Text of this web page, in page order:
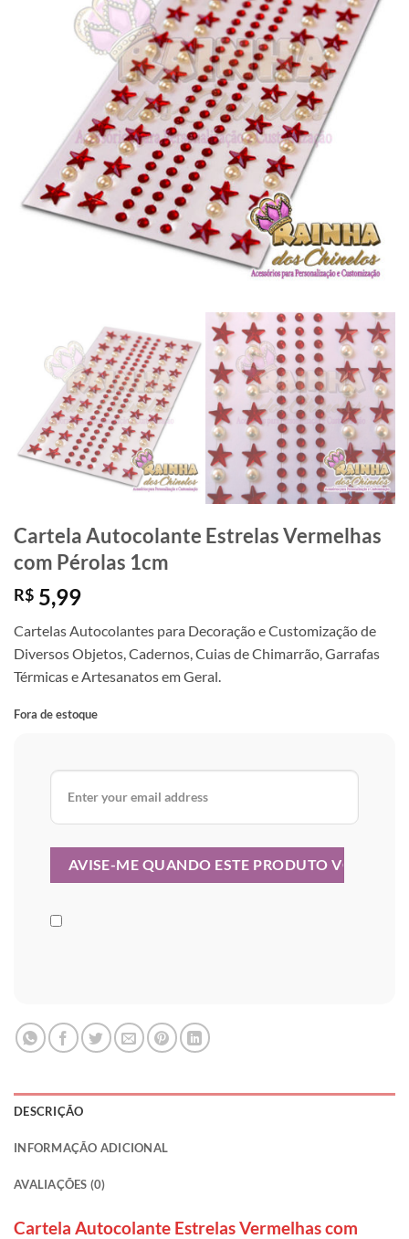
Cartela Autocolante Estrelas Vermelhas
com Pérolas 1cm
R$ 5,99
Cartelas Autocolantes para Decoração e Customização de
Diversos Objetos, Cadernos, Cuias de Chimarrão, Garrafas
Térmicas e Artesanatos em Geral.
Fora de estoque
DESCRIÇÃO
INFORMAÇÃO ADICIONAL
AVALIAÇÕES (0)
Cartela Autocolante Estrelas Vermelhas com